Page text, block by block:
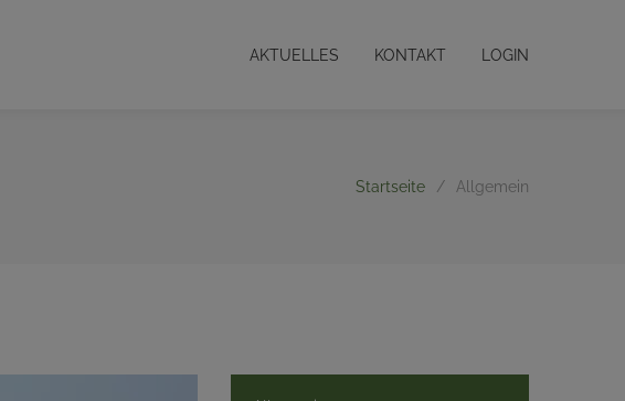
AKTUELLES KONTAKT LOGIN
Startseite / Allgemein